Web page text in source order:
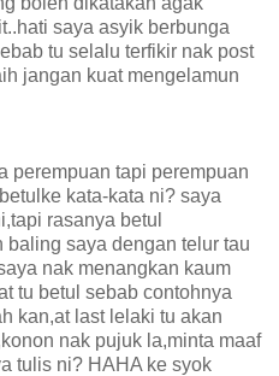
saya asyik berbunga
tu selalu terfikir nak post
jangan kuat mengelamun
perempuan tapi perempuan
kata-kata ni? saya
rasanya betul
saya dengan telur tau
nak menangkan kaum
tu betul sebab contohnya
kan,at last lelaki tu akan
nak pujuk la,minta maaf
tulis ni? HAHA ke syok